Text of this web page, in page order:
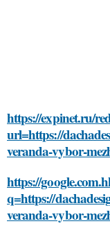
https://expinet.ru/
url=https://
veranda-vybor-
https://
q=https://
veranda-vybor-